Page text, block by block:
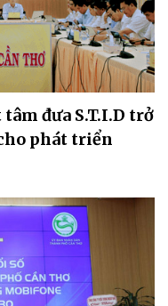
đưa S.T.I.D trở
phát triển